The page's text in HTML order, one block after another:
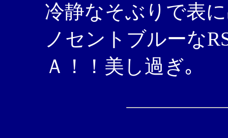
冷静なそぶりで表
ノセントブルーな
Ａ！！美し過ぎ｡